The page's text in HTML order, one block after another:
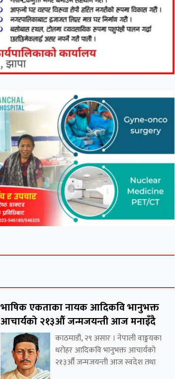
भाषिक एकताका नायक आदिकवि भानुभक्त
आचार्यको २१३औँ जन्मजयन्ती आज मनाइँदै
काठमाडौं, २९ असार । नेपाली वाङ्मयका
धरोहर आदिकवि भानुभक्त आचार्यको
२१३औँ जन्मजयन्ती आज स्वदेश तथा